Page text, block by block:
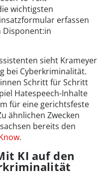
wichtigsten
erfassen
sieht Krameyer
bei Cyberkriminalität.
Schritt für Schritt
Hatespeech-Inhalte
für eine gerichtsfeste
ähnlichen Zwecken
bereits den
.
KI auf den